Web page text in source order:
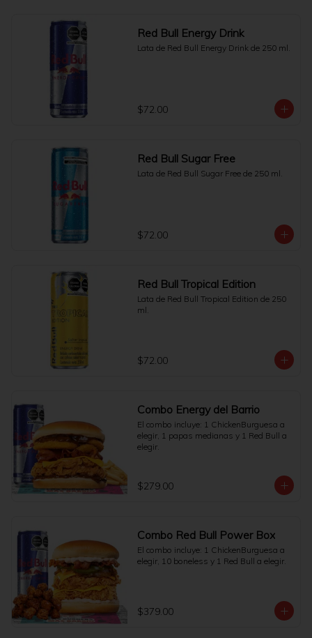
Red Bull Energy Drink
Lata de Red Bull Energy Drink de 250 ml.
$72.00
Red Bull Sugar Free
Lata de Red Bull Sugar Free de 250 ml.
$72.00
Red Bull Tropical Edition
Lata de Red Bull Tropical Edition de 250
ml.
$72.00
Combo Energy del Barrio
El combo incluye: 1 ChickenBurguesa a
elegir, 1 papas medianas y 1 Red Bull a
elegir.
$279.00
Combo Red Bull Power Box
El combo incluye: 1 ChickenBurguesa a
elegir, 10 boneless y 1 Red Bull a elegir.
$379.00